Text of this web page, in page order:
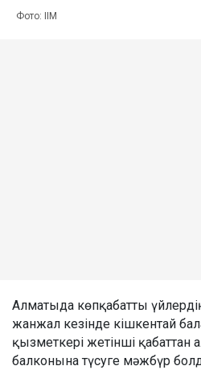
Фото: ІІМ
Алматыда көпқабатты
жанжал кезінде кішкентай
қызметкері жетінші
балконына түсуге мәжбүр